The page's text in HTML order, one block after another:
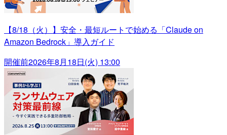
【8/18（火）】安全・最短ルートで始める「Claude on
Amazon Bedrock」導入ガイド
開催前2026年8月18日(火) 13:00